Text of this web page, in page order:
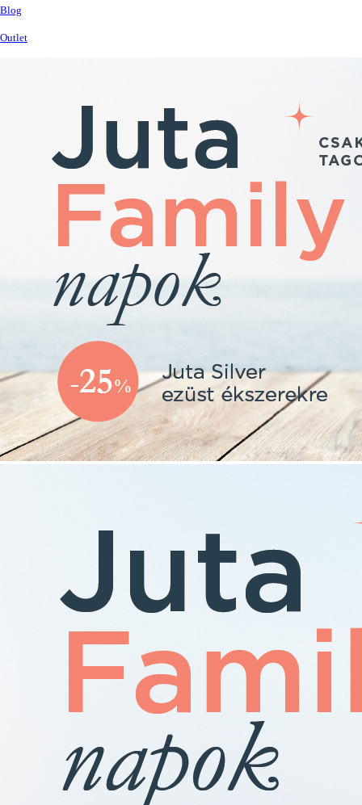
Blog
Outlet